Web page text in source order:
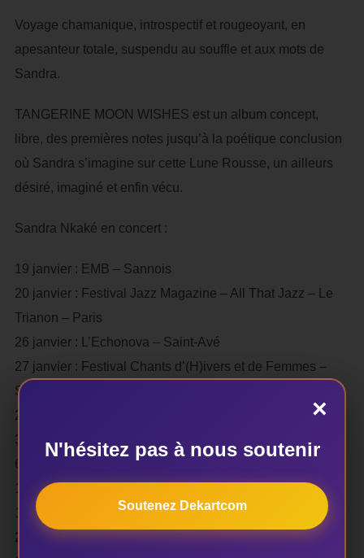
Voyage chamanique, introspectif et rougeoyant, en
apesanteur totale, suspendu au souffle et aux mots de
Sandra.
TANGERINE MOON WISHES est un album concept,
libre, des premières notes jusqu’à la poétique conclusion
où Sandra s’imagine sur cette Lune Rousse, un ailleurs
désiré, imaginé et enfin vécu.
Sandra Nkaké en concert :
19 janvier : EMB – Sannois
20 janvier : Festival Jazz Magazine – All That Jazz – Le
Trianon – Paris
26 janvier : L’Echonova – Saint-Avé
27 janvier : Festival Chants d’(H)ivers et de Femmes –
Serignan
2 février : Salle de Spectacles – Saint-Jean-de-la-Ruelle
3 février : LE PLAN – Ris-Orangis
6 février : Salle Nougaro – Toulouse
16 mars : Eglise de Montonvillers – Montonvillers
12 avril : CENTRE CULTUREL JACQUES TATI – Amiens
27 avril : La Confluence – Betton
×
N'hésitez pas à nous soutenir
Soutenez Dekartcom